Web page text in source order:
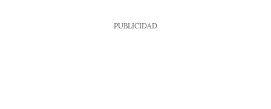
PUBLICIDAD